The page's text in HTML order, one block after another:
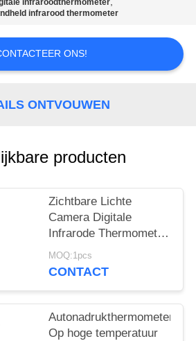
infraroodthermometer
infrarood thermometer
ONS!
ONTVOUWEN
producten
Zichtbare Lichte
Camera Digitale
Infrarode Thermometer
met 3,5 Duimtouch
screen
MOQ:1pcs
CONTACT
Autonadrukthermometer
Op hoge temperatuur